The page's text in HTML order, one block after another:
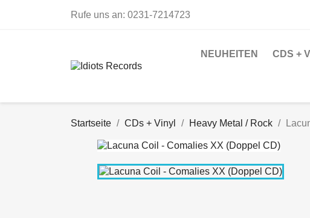
Rufe uns an: 0231-7214723
NEUHEITEN CDS +
Startseite CDs + Vinyl Heavy Metal / Rock